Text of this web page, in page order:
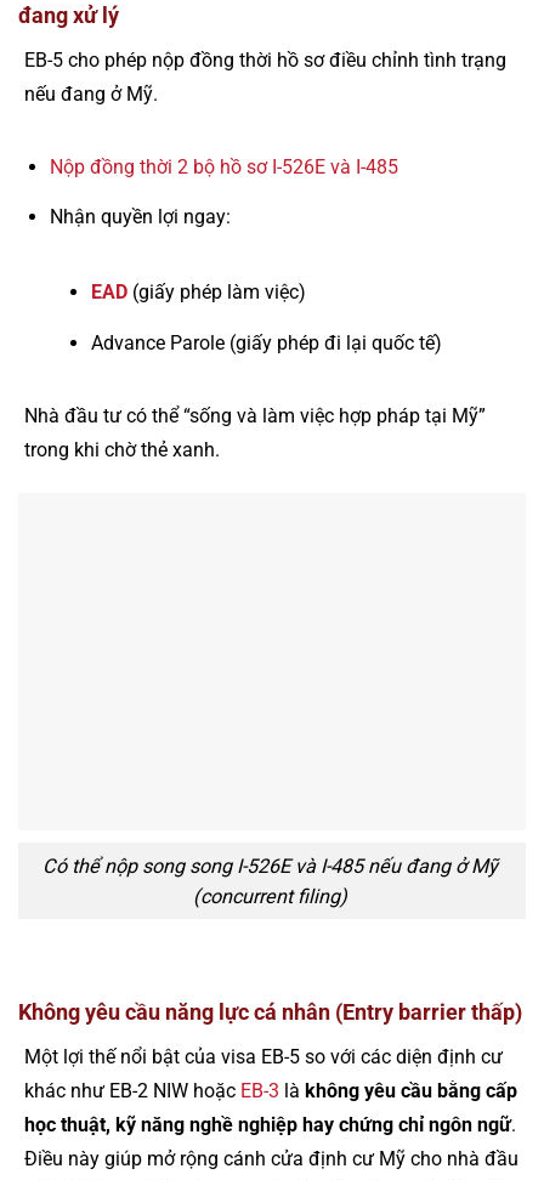
đang xử lý
EB-5 cho phép nộp đồng thời hồ sơ điều chỉnh tình trạng
nếu đang ở Mỹ.
Nộp đồng thời 2 bộ hồ sơ I-526E và I-485
Nhận quyền lợi ngay:
EAD(giấy phép làm việc)
Advance Parole (giấy phép đi lại quốc tế)
Nhà đầu tư có thể “sống và làm việc hợp pháp tại Mỹ”
trong khi chờ thẻ xanh.
Có thể nộp song song I-526E và I-485 nếu đang ở Mỹ
(concurrent filing)
Không yêu cầu năng lực cá nhân (Entry barrier thấp)
Một lợi thế nổi bật của visa EB-5 so với các diện định cư
khác như EB-2 NIW hoặc EB-3 là không yêu cầu bằng cấp
học thuật, kỹ năng nghề nghiệp hay chứng chỉ ngôn ngữ.
Điều này giúp mở rộng cánh cửa định cư Mỹ cho nhà đầu